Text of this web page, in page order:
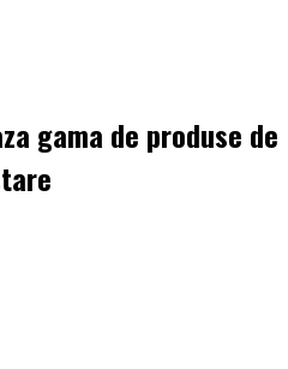
gama de produse de